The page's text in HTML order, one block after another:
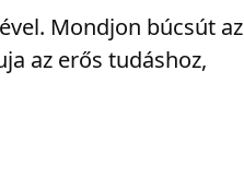
Mondjon búcsút az
az erős tudáshoz,